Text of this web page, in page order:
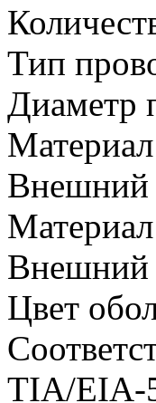
Тип
Диаметр
Внешний
Внешний
Цвет
TIA/EIA-